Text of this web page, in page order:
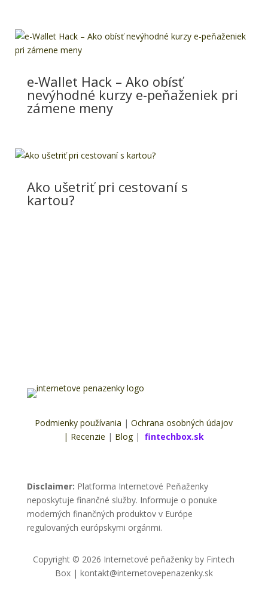
e-Wallet Hack – Ako obísť
nevýhodné kurzy e-peňaženiek pri
zámene meny
Ako ušetriť pri cestovaní s
kartou?
Podmienky používania |Ochrana osobných údajov
| Recenzie | Blog|fintechbox.sk
Disclaimer: Platforma Internetové Peňaženky
neposkytuje finančné služby. Informuje o ponuke
moderných finančných produktov v Európe
regulovaných európskymi orgánmi.
Copyright © 2026 Internetové peňaženky by Fintech
Box | kontakt@internetovepenazenky.sk